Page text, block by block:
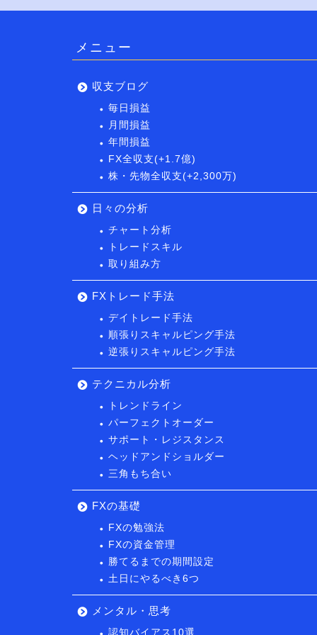
メニュー
収支ブログ
毎日損益
月間損益
年間損益
FX全収支(+1.7億)
株・先物全収支(+2,300万)
日々の分析
チャート分析
トレードスキル
取り組み方
FXトレード手法
デイトレード手法
順張りスキャルピング手法
逆張りスキャルピング手法
テクニカル分析
トレンドライン
パーフェクトオーダー
サポート・レジスタンス
ヘッドアンドショルダー
三角もち合い
FXの基礎
FXの勉強法
FXの資金管理
勝てるまでの期間設定
土日にやるべき6つ
メンタル・思考
認知バイアス10選